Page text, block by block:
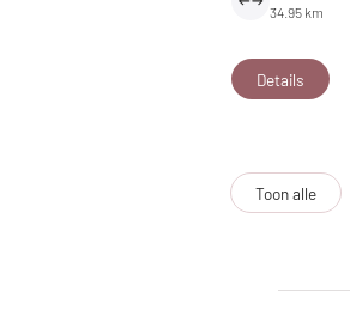
34.95 km
Details
Toon alle